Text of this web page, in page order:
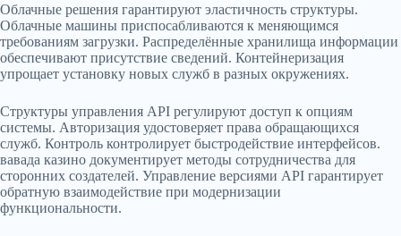
Облачные решения гарантируют эластичность структуры.
Облачные машины приспосабливаются к меняющимся
требованиям загрузки. Распределённые хранилища информации
обеспечивают присутствие сведений. Контейнеризация
упрощает установку новых служб в разных окружениях.
Структуры управления API регулируют доступ к опциям
системы. Авторизация удостоверяет права обращающихся
служб. Контроль контролирует быстродействие интерфейсов.
вавада казино документирует методы сотрудничества для
сторонних создателей. Управление версиями API гарантирует
обратную взаимодействие при модернизации
функциональности.